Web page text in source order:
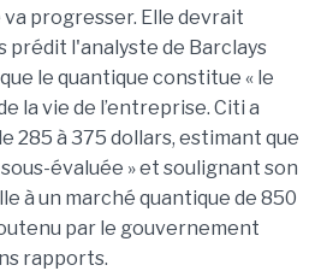
va progresser. Elle devrait
prédit l'analyste de Barclays
le quantique constitue « le
la vie de l’entreprise. Citi a
285 à 375 dollars, estimant que
sous-évaluée » et soulignant son
à un marché quantique de 850
par le gouvernement
rapports.